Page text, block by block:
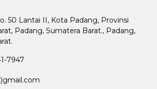
50 Lantai II, Kota Padang, Provinsi
Padang, Sumatera Barat., Padang,
7947